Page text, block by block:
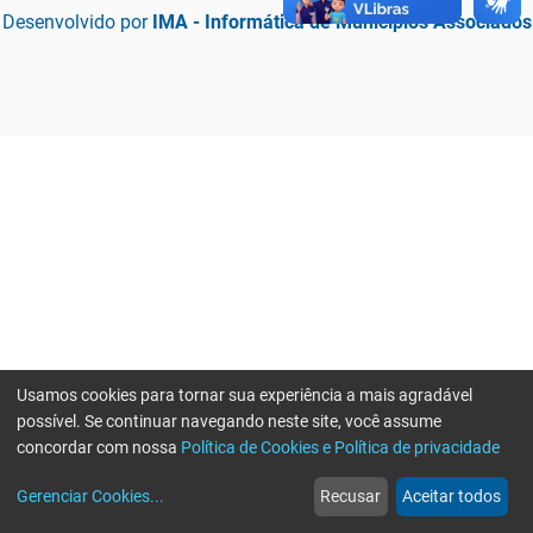
Desenvolvido por IMA - Informática de Municípios Associados
web
Notícias
more_horiz
Mais
Usamos cookies para tornar sua experiência a mais agradável
possível. Se continuar navegando neste site, você assume
concordar com nossa Política de Cookies e Política de privacidade
Gerenciar Cookies... Recusar Aceitar todos
Erro ao enviar informações, por favor tente novamente